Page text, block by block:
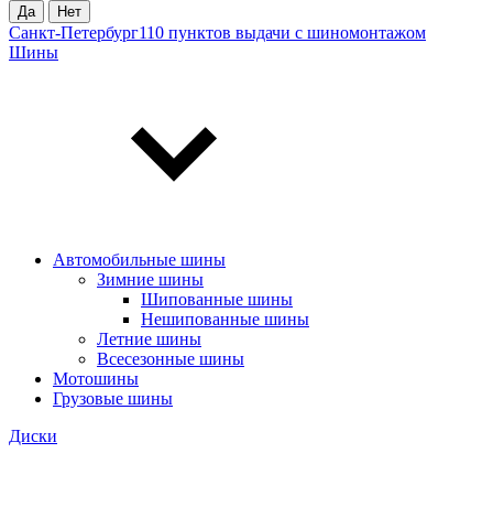
Да Нет
Санкт-Петербург110 пунктов выдачи с шиномонтажом
Шины
Автомобильные шины
Зимние шины
Шипованные шины
Нешипованные шины
Летние шины
Всесезонные шины
Мотошины
Грузовые шины
Диски